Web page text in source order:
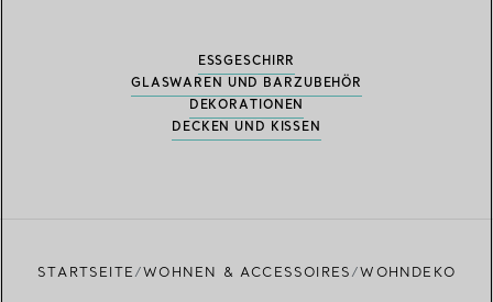
ESSGESCHIRR
GLASWAREN UND BARZUBEHÖR
DEKORATIONEN
DECKEN UND KISSEN
STARTSEITE WOHNEN & ACCESSOIRES WOHNDEKO